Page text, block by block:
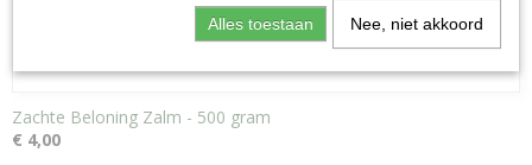
Zachte Beloning Zalm - 500 gram
€ 4,00
Alles toestaan Nee, niet akkoord